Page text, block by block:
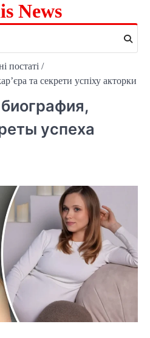
News
постаті
та секрети успіху акторки
успеха